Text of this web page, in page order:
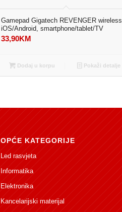
Gamepad Gigatech REVENGER wireless,
iOS/Android, smartphone/tablet/TV
33,90KM
Dodaj u korpu Pokaži detalje
OPĆE KATEGORIJE
Led rasvjeta
Informatika
Elektronika
Kancelarijski materijal